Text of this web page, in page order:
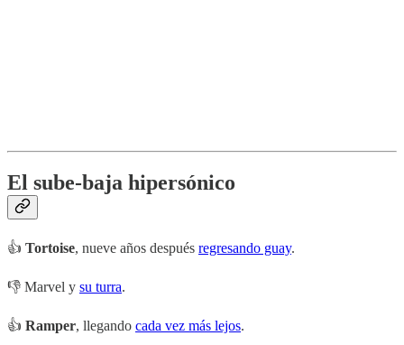
El sube-baja hipersónico
👍 Tortoise, nueve años después regresando guay.
👎 Marvel y su turra.
👍 Ramper, llegando cada vez más lejos.